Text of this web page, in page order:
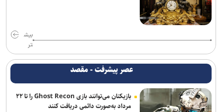
بیش
تر
عصر پیشرفت - مقصد
بازیکنان می‌توانند بازی Ghost Recon را تا ۲۲
مرداد به‌صورت دائمی دریافت کنند